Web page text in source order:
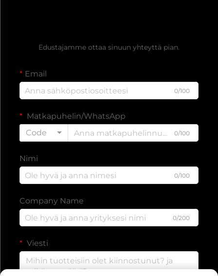
Edustajamme ottaa sinuun yhteyttä pian.
Email
0/100
Matkapuhelin/WhatsApp
Code
0/100
Nimi
0/100
Company Name
0/200
Viesti